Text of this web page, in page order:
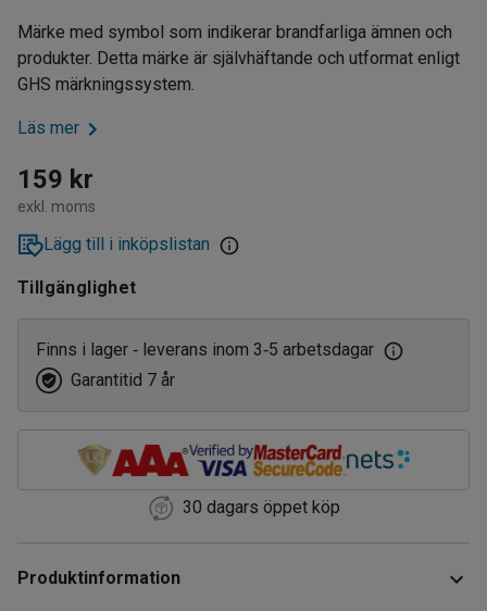
Märke med symbol som indikerar brandfarliga ämnen och
produkter. Detta märke är självhäftande och utformat enligt
GHS märkningssystem.
Läs mer
159 kr
exkl. moms
Lägg till i inköpslistan
Tillgänglighet
Finns i lager ‑ leverans inom 3‑5 arbetsdagar
Garantitid 7 år
30 dagars öppet köp
Produktinformation